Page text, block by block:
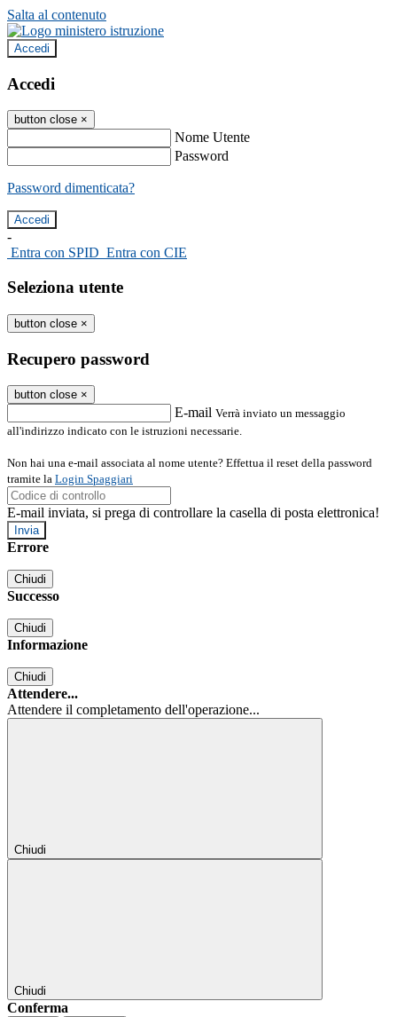
Salta al contenuto
Accedi
Accedi
button close ×
Nome Utente
Password
Password dimenticata?
-
Entra con SPID Entra con CIE
Seleziona utente
button close ×
Recupero password
button close ×
E-mail Verrà inviato un messaggio
all'indirizzo indicato con le istruzioni necessarie.
Non hai una e-mail associata al nome utente? Effettua il reset della password
tramite la Login Spaggiari
E-mail inviata, si prega di controllare la casella di posta elettronica!
Errore
Chiudi
Successo
Chiudi
Informazione
Chiudi
Attendere...
Attendere il completamento dell'operazione...
Chiudi
Chiudi
Conferma